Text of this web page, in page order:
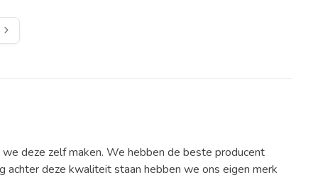
deze zelf maken. We hebben de beste producent
achter deze kwaliteit staan hebben we ons eigen merk